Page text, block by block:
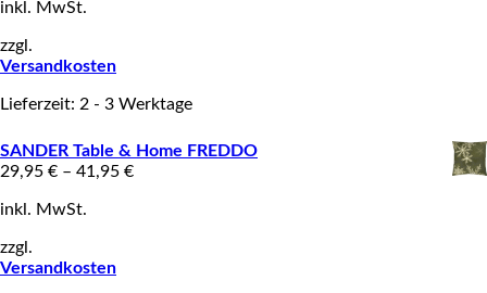
inkl. MwSt.
zzgl.
Versandkosten
Lieferzeit: 2 - 3 Werktage
SANDER Table & Home FREDDO
29,95 € – 41,95 €
inkl. MwSt.
zzgl.
Versandkosten